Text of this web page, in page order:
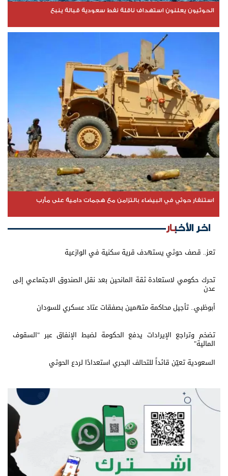
الحوثيون يعلنون استهداف ناقلة نفط سعودية قبالة ينبع
استنفار حوثي في البيضاء بالتزامن مع هجمات دامية على مأرب
اخر الأخبار
تعز.. قصف حوثي يستهدف قرية سكنية في الوازعية
تحرك حكومي لاستعادة ثقة المانحين بعد نقل الصندوق الاجتماعي إلى
عدن
أبوظبي.. تأجيل محاكمة متهمين بصفقات عتاد عسكري للسودان
تضخم وتراجع الإيرادات يدفع الحكومة لضبط الإنفاق عبر "السقوف
المالية"
السعودية تعيّن قائداً للتحالف البحري استعدادًا لردع الحوثي